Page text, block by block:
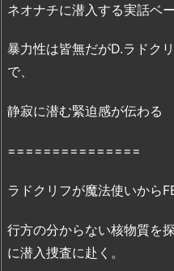
カ
ー』
料
画
a
ネオナチに潜入する実話ベー
暴力性は皆無だがD.ラドク
で、
静寂に潜む緊迫感が伝わる
===============
ラドクリフが魔法使いから
行方の分からない核物質を
に潜入捜査に赴く。